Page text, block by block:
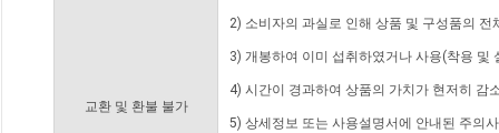
교환 및 환불 불가
2) 소비자의 과실로 인해 상품 및 구성품의
3) 개봉하여 이미 섭취하였거나 사용(착용 및
4) 시간이 경과하여 상품의 가치가 현저히 감
5) 상세정보 또는 사용설명서에 안내된 주의